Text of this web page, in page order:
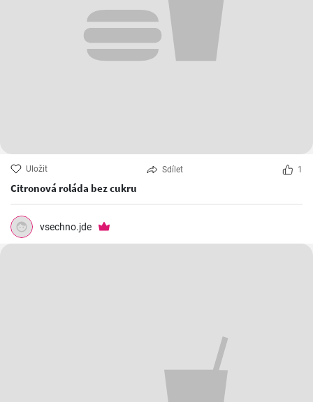
Uložit Sdílet 1
Citronová roláda bez cukru
vsechno.jde